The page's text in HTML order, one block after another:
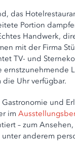
das
Portion
Handwerk,
mit der Firma
TV- und
Uhr verfügbar.
und
im
– zum
anderem